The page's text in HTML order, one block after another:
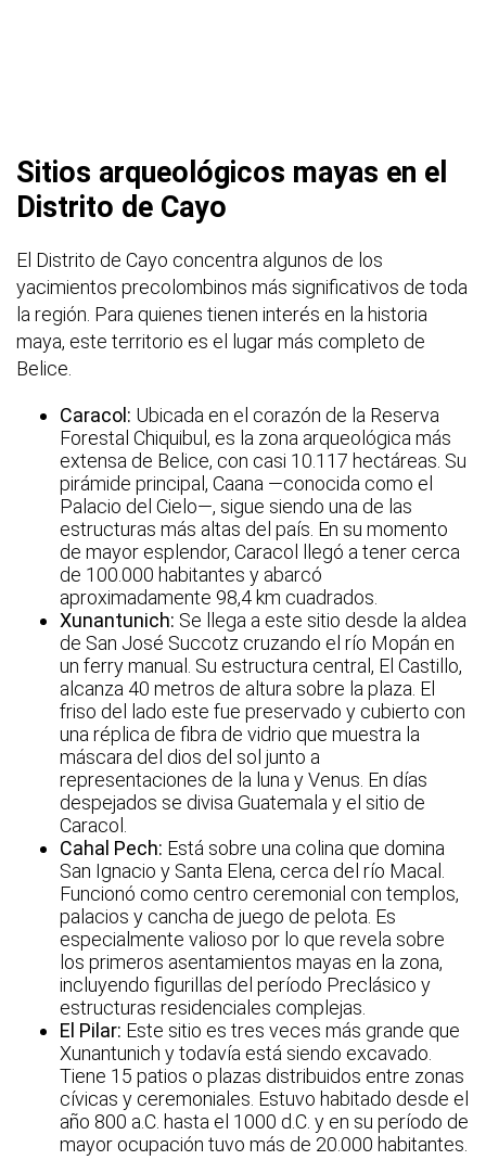
Sitios arqueológicos mayas en el
Distrito de Cayo
El Distrito de Cayo concentra algunos de los
yacimientos precolombinos más significativos de toda
la región. Para quienes tienen interés en la historia
maya, este territorio es el lugar más completo de
Belice.
Caracol: Ubicada en el corazón de la Reserva
Forestal Chiquibul, es la zona arqueológica más
extensa de Belice, con casi 10.117 hectáreas. Su
pirámide principal, Caana —conocida como el
Palacio del Cielo—, sigue siendo una de las
estructuras más altas del país. En su momento
de mayor esplendor, Caracol llegó a tener cerca
de 100.000 habitantes y abarcó
aproximadamente 98,4 km cuadrados.
Xunantunich: Se llega a este sitio desde la aldea
de San José Succotz cruzando el río Mopán en
un ferry manual. Su estructura central, El Castillo,
alcanza 40 metros de altura sobre la plaza. El
friso del lado este fue preservado y cubierto con
una réplica de fibra de vidrio que muestra la
máscara del dios del sol junto a
representaciones de la luna y Venus. En días
despejados se divisa Guatemala y el sitio de
Caracol.
Cahal Pech: Está sobre una colina que domina
San Ignacio y Santa Elena, cerca del río Macal.
Funcionó como centro ceremonial con templos,
palacios y cancha de juego de pelota. Es
especialmente valioso por lo que revela sobre
los primeros asentamientos mayas en la zona,
incluyendo figurillas del período Preclásico y
estructuras residenciales complejas.
El Pilar: Este sitio es tres veces más grande que
Xunantunich y todavía está siendo excavado.
Tiene 15 patios o plazas distribuidos entre zonas
cívicas y ceremoniales. Estuvo habitado desde el
año 800 a.C. hasta el 1000 d.C. y en su período de
mayor ocupación tuvo más de 20.000 habitantes.